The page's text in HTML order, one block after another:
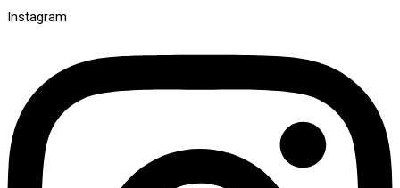
Instagram